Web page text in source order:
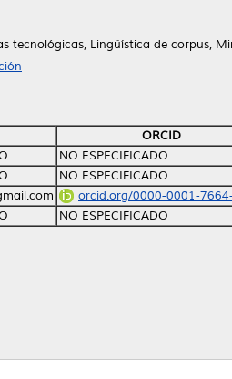
tecnológicas, Lingüística de corpus,
ORCID
NO ESPECIFICADO
NO ESPECIFICADO
orcid.org/0000-0001-
NO ESPECIFICADO